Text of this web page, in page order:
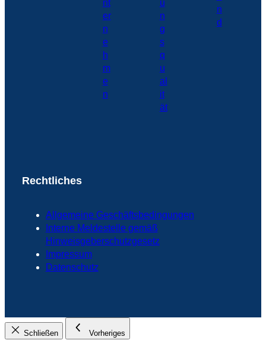
Rechtliches
Allgemeine Geschäftsbedingungen
Interne Meldestelle gemäß
Hinweisgeberschutzgesetz
Impressum
Datenschutz
Schließen Vorheriges